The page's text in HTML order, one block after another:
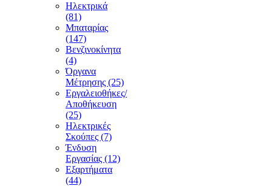
Ηλεκτρικά
(81)
Μπαταρίας
(147)
Βενζινοκίνητα
(4)
Όργανα
Μέτρησης (25)
Εργαλειοθήκες/
Αποθήκευση
(25)
Ηλεκτρικές
Σκούπες (7)
Ένδυση
Εργασίας (12)
Εξαρτήματα
(44)